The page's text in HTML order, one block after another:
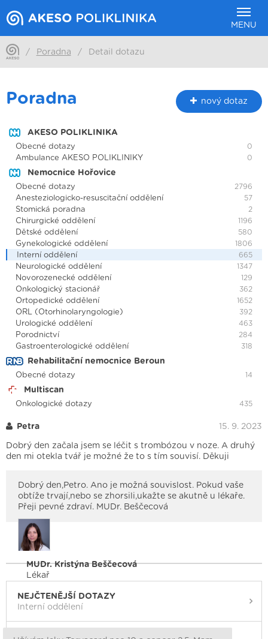
MENU
/ Poradna / Detail dotazu
Poradna nový dotaz
AKESO POLIKLINIKA
Obecné dotazy 0
Ambulance AKESO POLIKLINIKY 0
Nemocnice Hořovice
Obecné dotazy 2796
Anesteziologicko-resuscitační oddělení 57
Stomická poradna 2
Chirurgické oddělení 1196
Dětské oddělení 580
Gynekologické oddělení 1806
Interní oddělení 665
Neurologické oddělení 1347
Novorozenecké oddělení 129
Onkologický stacionář 362
Ortopedické oddělení 1652
ORL (Otorhinolaryngologie) 392
Urologické oddělení 463
Porodnictví 284
Gastroenterologické oddělení 318
Rehabilitační nemocnice Beroun
Obecné dotazy 14
Multiscan
Onkologické dotazy 435
Petra 15. 9. 2023
Dobrý den začala jsem se léčit s trombózou v noze. A druhý
den mi otekla tvář je možné že to s tím souvisí. Děkuji
Dobrý den,Petro. Ano je možná souvislost. Pokud vaše
obtíže trvají,nebo se zhorsili,ukažte se akutně u lékaře.
Přeji pevné zdraví. MUDr. Beščecová
MUDr. Kristýna Beščecová
Lékař
NEJČTENĚJŠÍ DOTAZY
Interní oddělení